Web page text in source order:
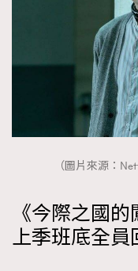
（圖片來源：
《今際之國
上季班底全員